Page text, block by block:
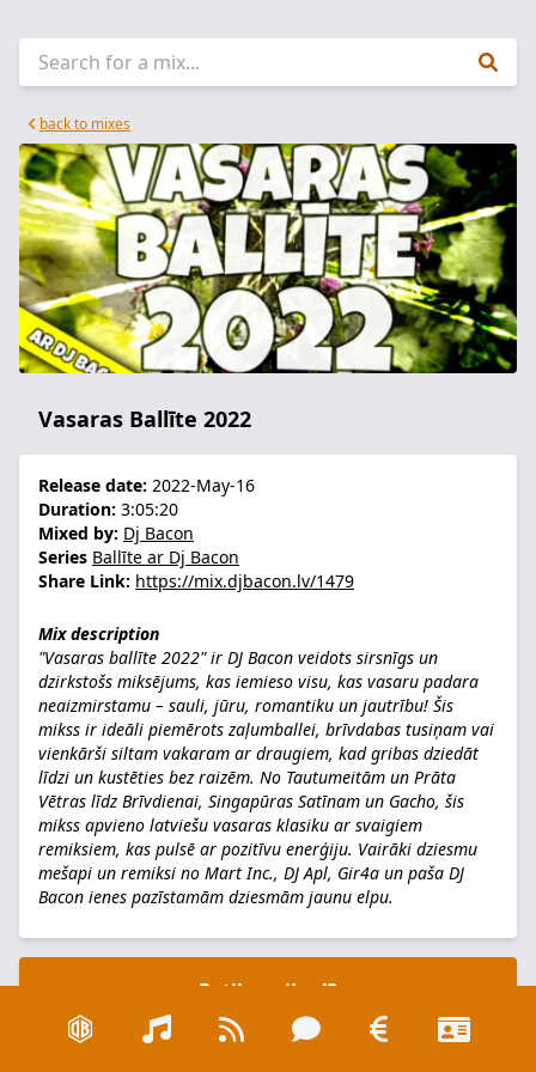
back to mixes
Vasaras Ballīte 2022
Release date: 2022-May-16
Duration: 3:05:20
Mixed by: Dj Bacon
Series Ballīte ar Dj Bacon
Share Link: https://mix.djbacon.lv/1479
Mix description
"Vasaras ballīte 2022" ir DJ Bacon veidots sirsnīgs un
dzirkstošs miksējums, kas iemieso visu, kas vasaru padara
neaizmirstamu – sauli, jūru, romantiku un jautrību! Šis
mikss ir ideāli piemērots zaļumballei, brīvdabas tusiņam vai
vienkārši siltam vakaram ar draugiem, kad gribas dziedāt
līdzi un kustēties bez raizēm. No Tautumeitām un Prāta
Vētras līdz Brīvdienai, Singapūras Satīnam un Gacho, šis
mikss apvieno latviešu vasaras klasiku ar svaigiem
remiksiem, kas pulsē ar pozitīvu enerģiju. Vairāki dziesmu
mešapi un remiksi no Mart Inc., DJ Apl, Gir4a un paša DJ
Bacon ienes pazīstamām dziesmām jaunu elpu.
Patika mikss!?
Pasaki man paldies! :)